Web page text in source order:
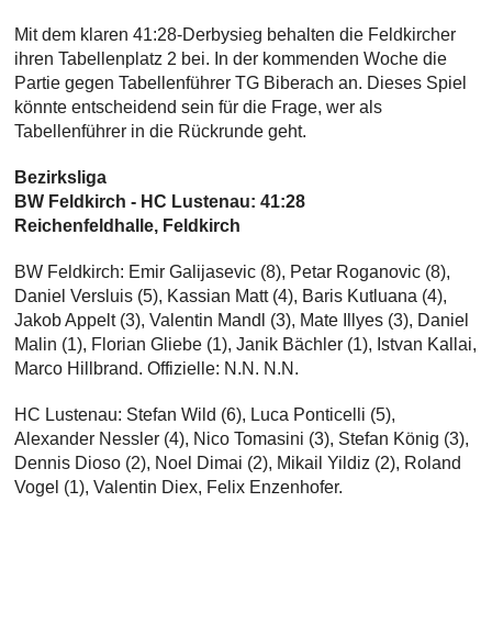
Mit dem klaren 41:28-Derbysieg behalten die Feldkircher
ihren Tabellenplatz 2 bei. In der kommenden Woche die
Partie gegen Tabellenführer TG Biberach an. Dieses Spiel
könnte entscheidend sein für die Frage, wer als
Tabellenführer in die Rückrunde geht.
Bezirksliga
BW Feldkirch - HC Lustenau: 41:28
Reichenfeldhalle, Feldkirch
BW Feldkirch: Emir Galijasevic (8), Petar Roganovic (8),
Daniel Versluis (5), Kassian Matt (4), Baris Kutluana (4),
Jakob Appelt (3), Valentin Mandl (3), Mate Illyes (3), Daniel
Malin (1), Florian Gliebe (1), Janik Bächler (1), Istvan Kallai,
Marco Hillbrand. Offizielle: N.N. N.N.
HC Lustenau: Stefan Wild (6), Luca Ponticelli (5),
Alexander Nessler (4), Nico Tomasini (3), Stefan König (3),
Dennis Dioso (2), Noel Dimai (2), Mikail Yildiz (2), Roland
Vogel (1), Valentin Diex, Felix Enzenhofer.